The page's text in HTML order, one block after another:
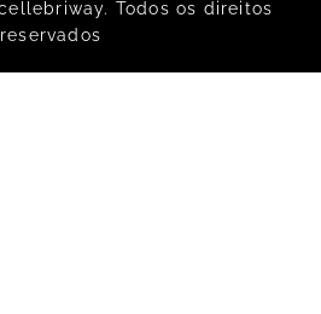
Todos os direitos
reservados